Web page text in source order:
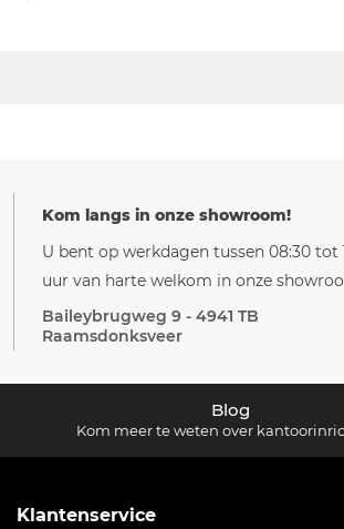
Kom langs in onze showroom!
U bent op werkdagen tussen 08:30 tot
uur van harte welkom in onze
Baileybrugweg 9 - 4941 TB
Raamsdonksveer
Blog
Kom meer te weten over
Klantenservice